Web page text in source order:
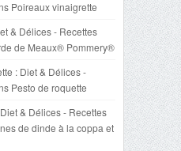
Poireaux vinaigrette
& Délices - Recettes
de Meaux® Pommery®
: Diet & Délices -
Pesto de roquette
& Délices - Recettes
de dinde à la coppa et